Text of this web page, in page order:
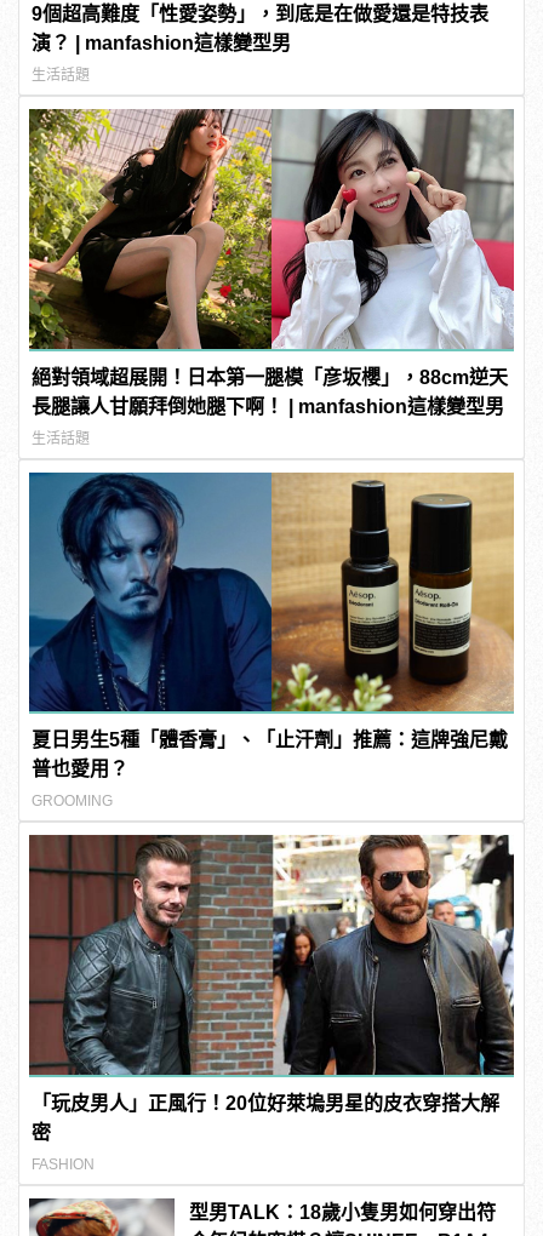
9個超高難度「性愛姿勢」，到底是在做愛還是特技表
演？ | manfashion這樣變型男
生活話題
絕對領域超展開！日本第一腿模「彦坂櫻」，88cm逆天
長腿讓人甘願拜倒她腿下啊！ | manfashion這樣變型男
生活話題
夏日男生5種「體香膏」、「止汗劑」推薦：這牌強尼戴
普也愛用？
GROOMING
「玩皮男人」正風行！20位好萊塢男星的皮衣穿搭大解
密
FASHION
型男TALK：18歲小隻男如何穿出符